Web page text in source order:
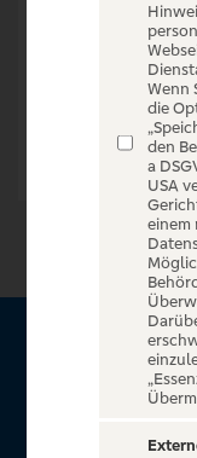
Zur
Über VR
für alle Kunden der
Wenn
die
den
a
USA
einem